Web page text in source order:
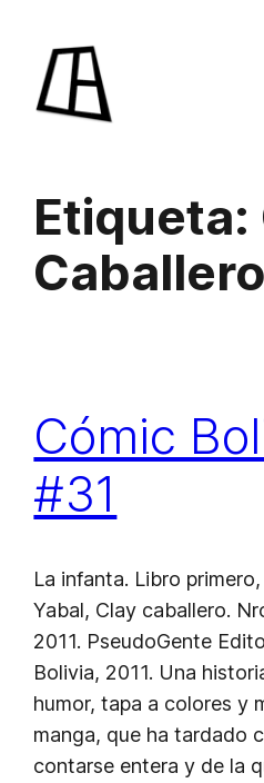
contenido
Etiqueta:
Caballero
Cómic
#31
La infanta. Libro
Yabal, Clay caballero.
2011. PseudoGente
Bolivia, 2011. Una
humor, tapa a colores y
manga, que ha tardado
contarse entera y de la